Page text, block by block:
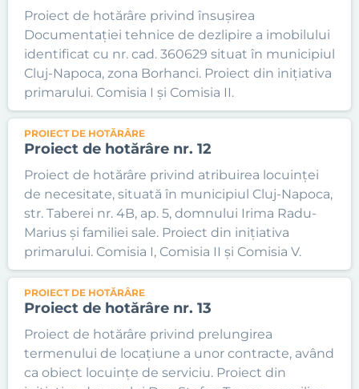
Proiect de hotărâre privind însușirea
Documentației tehnice de dezlipire a imobilului
identificat cu nr. cad. 360629 situat în municipiul
Cluj-Napoca, zona Borhanci. Proiect din inițiativa
primarului. Comisia I și Comisia II.
PROIECT DE HOTĂRÂRE
Proiect de hotărâre nr. 12
Proiect de hotărâre privind atribuirea locuinței
de necesitate, situată în municipiul Cluj-Napoca,
str. Taberei nr. 4B, ap. 5, domnului Irima Radu-
Marius și familiei sale. Proiect din inițiativa
primarului. Comisia I, Comisia II și Comisia V.
PROIECT DE HOTĂRÂRE
Proiect de hotărâre nr. 13
Proiect de hotărâre privind prelungirea
termenului de locațiune a unor contracte, având
ca obiect locuințe de serviciu. Proiect din